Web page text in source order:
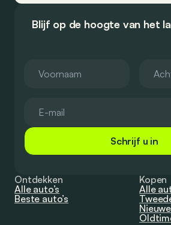
Blijf op de hoogte van het
Schrijf u in
Ontdekken
Alle auto’s
Beste auto’s
Kopen
Alle